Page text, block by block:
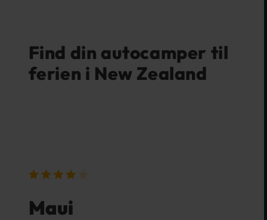
Find din autocamper til
ferien i New Zealand
Maui